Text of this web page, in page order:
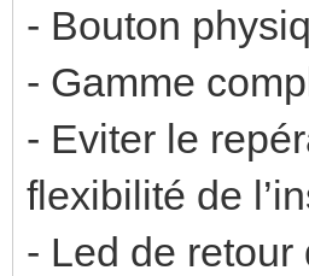
- Bouton
- Gamme
- Eviter le
flexibilité de
- Led de retour